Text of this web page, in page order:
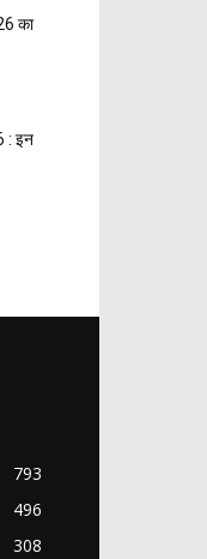
का
: इन
793
496
308